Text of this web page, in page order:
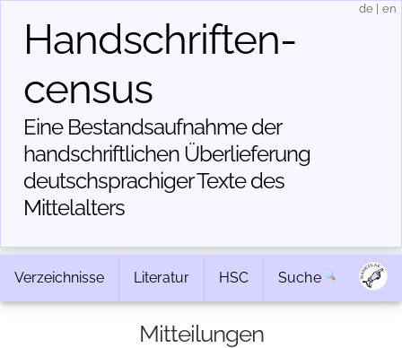
Handschriften­
census
Eine Bestandsaufnahme der
handschriftlichen Über­lieferung
deutschsprachiger Texte des
Mittelalters
de en
Verzeichnisse Literatur HSC Suche
Mitteilungen